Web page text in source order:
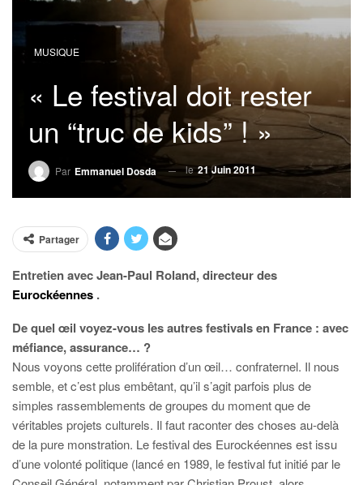
MUSIQUE
« Le festival doit rester
un “truc de kids” ! »
Par Emmanuel Dosda le21 Juin 2011
Partager
Entretien avec Jean-Paul Roland, directeur des
Eurockéennes .
De quel œil voyez-vous les autres festivals en France : avec
méfiance, assurance… ?
Nous voyons cette prolifération d’un œil… confraternel. Il nous
semble, et c’est plus embêtant, qu’il s’agit parfois plus de
simples rassemblements de groupes du moment que de
véritables projets culturels. Il faut raconter des choses au-delà
de la pure monstration. Le festival des Eurockéennes est issu
d’une volonté politique (lancé en 1989, le festival fut initié par le